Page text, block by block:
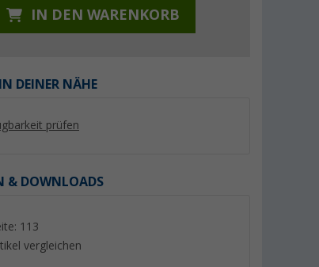
IN DEN WARENKORB
DEINER NÄHE
prüfen
& DOWNLOADS
113
vergleichen